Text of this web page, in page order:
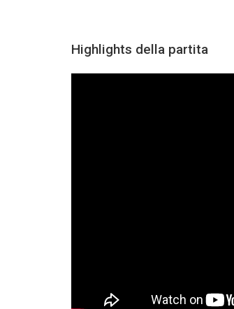
Highlights della partita